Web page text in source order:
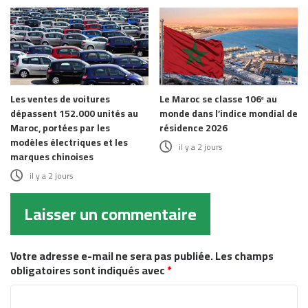
Les ventes de voitures
dépassent 152.000 unités au
Maroc, portées par les
modèles électriques et les
marques chinoises
il y a 2 jours
Le Maroc se classe 106ᵉ au
monde dans l’indice mondial de
résidence 2026
il y a 2 jours
Laisser un commentaire
Votre adresse e-mail ne sera pas publiée.Les champs
obligatoires sont indiqués avec*